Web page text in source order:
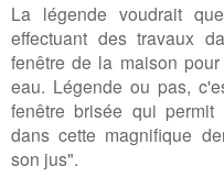
La légende voudrait
effectuant des travaux
fenêtre de la maison
eau. Légende ou pas,
fenêtre brisée qui permit
dans cette magnifique
son jus".